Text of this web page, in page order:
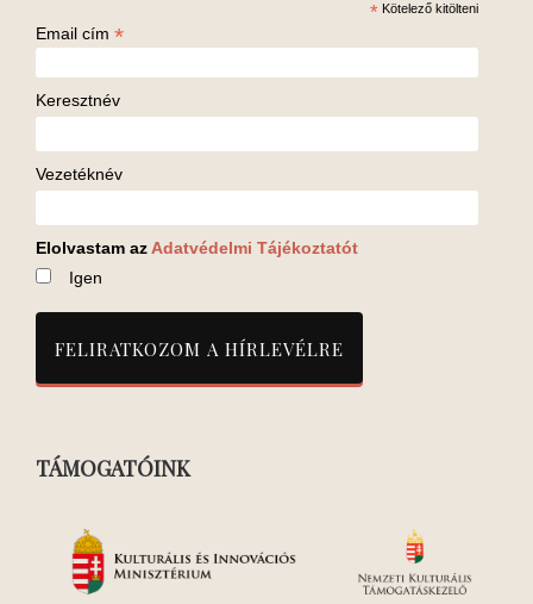
* Kötelező kitölteni
Email cím *
Keresztnév
Vezetéknév
Elolvastam az Adatvédelmi Tájékoztatót
Igen
TÁMOGATÓINK